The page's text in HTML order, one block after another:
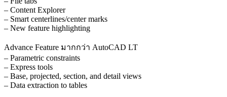
– Content Explorer
– Smart centerlines/center marks
– New feature highlighting
Advance Feature มากกว่า AutoCAD LT
– Parametric constraints
– Express tools
– Base, projected, section, and detail views
– Data extraction to tables